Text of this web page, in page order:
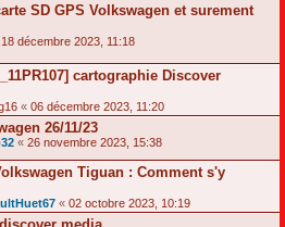
SD GPS Volkswagen et surement
18 décembre 2023, 11:18
cartographie Discover
« 06 décembre 2023, 11:20
26/11/23
« 26 novembre 2023, 15:38
Tiguan : Comment s'y
« 02 octobre 2023, 10:19